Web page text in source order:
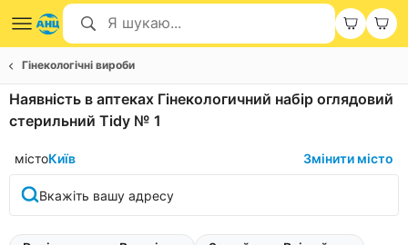
Гінекологічні вироби
Наявність в аптеках Гінекологичний набір оглядовий
стерильний Tidy № 1
містоКиїв Змінити місто
Вкажіть вашу адресу